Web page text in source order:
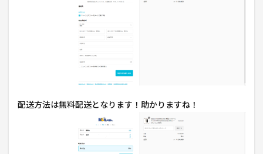
配送方法は無料配送となります！助かりますね！